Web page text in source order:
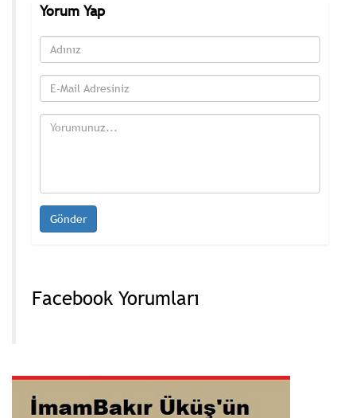
Yorum Yap
Facebook Yorumları